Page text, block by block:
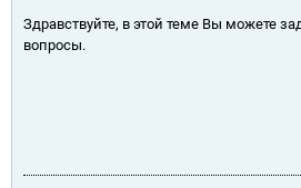
Здравствуйте, в этой теме Вы можете
вопросы.